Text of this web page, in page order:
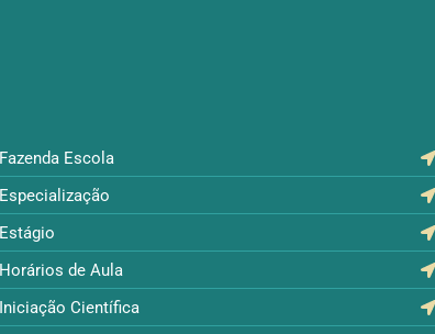
Fazenda Escola
Especialização
Estágio
Horários de Aula
Iniciação Científica